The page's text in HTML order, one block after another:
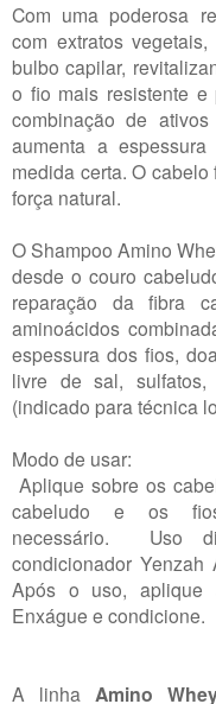
Com uma poderosa
com extratos
bulbo capilar,
o fio mais resistente
combinação de
aumenta a
medida certa. O
força natural.
O Shampoo Amino
desde o couro
reparação da fibra
aminoácidos
espessura dos fios,
livre de sal, sulfatos,
(indicado para técnica
Modo de usar:
Aplique sobre os
cabeludo e os
necessário. Uso
condicionador Yenzah
Após o uso, aplique
Enxágue e condicione.
A linha Amino